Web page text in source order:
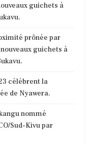
guichets à
prônée par
guichets à
célèbrent la
de Nyawera.
nommé
Sud-Kivu par